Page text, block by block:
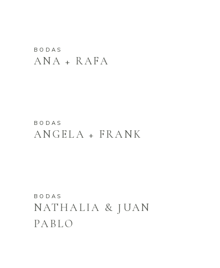
BODAS
ANA + RAFA
BODAS
ANGELA + FRANK
BODAS
NATHALIA & JUAN
PABLO